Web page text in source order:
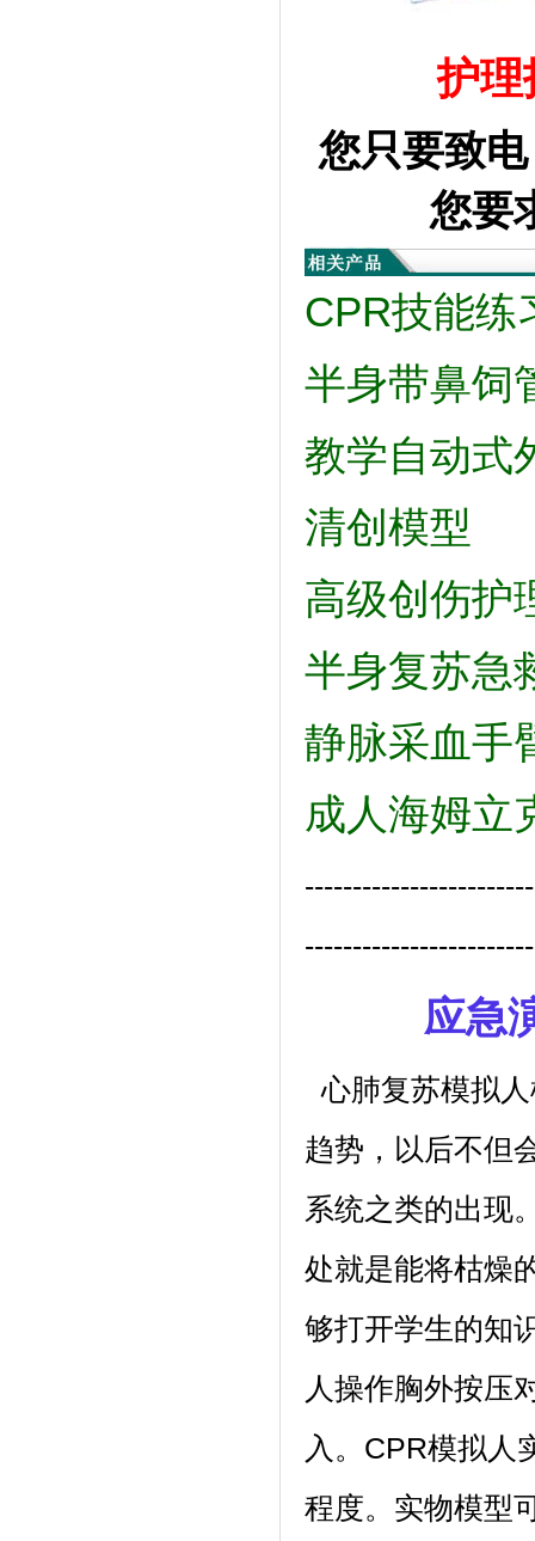
护理
您只要致
您要
CPR技能练
半身带鼻饲
教学自动式
清创模型
高级创伤护
半身复苏急
静脉采血手
成人海姆立
应急
心肺复苏模拟
趋势，以后不但
系统之类的出现
处就是能将枯燥
够打开学生的知
人操作胸外按压
入。CPR模拟人
程度。实物模型